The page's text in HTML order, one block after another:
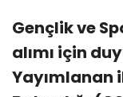
Gençlik ve
alımı için
Yayımlanan